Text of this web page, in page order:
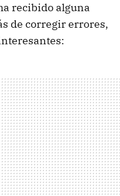
recibido alguna
de corregir errores,